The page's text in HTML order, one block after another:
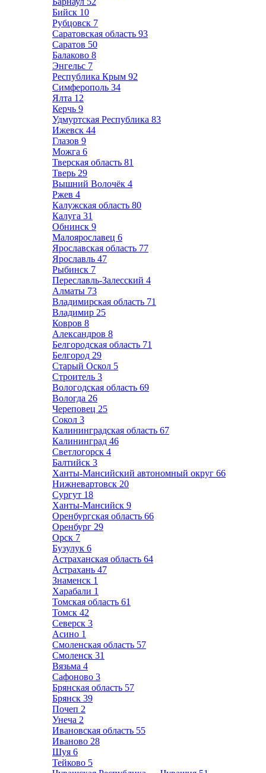
Бийск 10
Рубцовск 7
Саратовская область 93
Саратов 50
Балаково 8
Энгельс 7
Республика Крым 92
Симферополь 34
Ялта 12
Керчь 9
Удмуртская Республика 83
Ижевск 44
Глазов 9
Можга 6
Тверская область 81
Тверь 29
Вышний Волочёк 4
Ржев 4
Калужская область 80
Калуга 31
Обнинск 9
Малоярославец 6
Ярославская область 77
Ярославль 47
Рыбинск 7
Переславль-Залесский 4
Алматы 73
Владимирская область 71
Владимир 25
Ковров 8
Александров 8
Белгородская область 71
Белгород 29
Старый Оскол 5
Строитель 3
Вологодская область 69
Вологда 26
Череповец 25
Сокол 3
Калининградская область 67
Калининград 46
Светлогорск 4
Балтийск 3
Ханты-Мансийский автономный округ 66
Нижневартовск 20
Сургут 18
Ханты-Мансийск 9
Оренбургская область 66
Оренбург 29
Орск 7
Бузулук 6
Астраханская область 64
Астрахань 47
Знаменск 1
Харабали 1
Томская область 61
Томск 42
Северск 3
Асино 1
Смоленская область 57
Смоленск 31
Вязьма 4
Сафоново 3
Брянская область 57
Брянск 39
Почеп 2
Унеча 2
Ивановская область 55
Иваново 28
Шуя 6
Тейково 5